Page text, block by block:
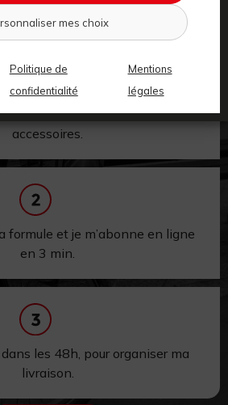
mes choix
Politique de
confidentialité
Mentions
légales
mon vélo électrique et mes
accessoires.
formule et je m’abonne en ligne
en 3 min.
les 48h, pour organiser ma
livraison.